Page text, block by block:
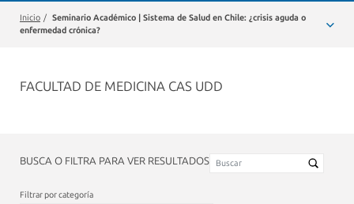
Inicio / Seminario Académico | Sistema de Salud en Chile: ¿crisis aguda o
enfermedad crónica?
FACULTAD DE MEDICINA CAS UDD
BUSCA O FILTRA PARA VER RESULTADOS
Filtrar por categoría